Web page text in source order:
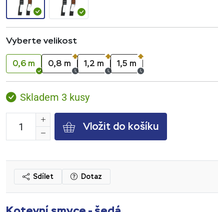
Vyberte velikost
0,6 m 0,8 m 1,2 m 1,5 m
Skladem 3 kusy
Vložit do košíku
Sdílet Dotaz